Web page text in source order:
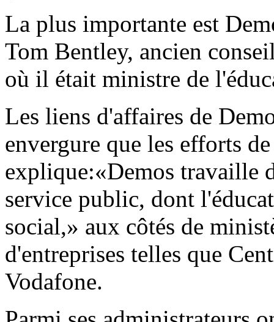
La plus importante est
Tom Bentley, ancien
où il était ministre de
Les liens d'affaires de
envergure que les efforts
explique:«Demos travaille
service public, dont
social,» aux côtés de
d'entreprises telles que
Vodafone.